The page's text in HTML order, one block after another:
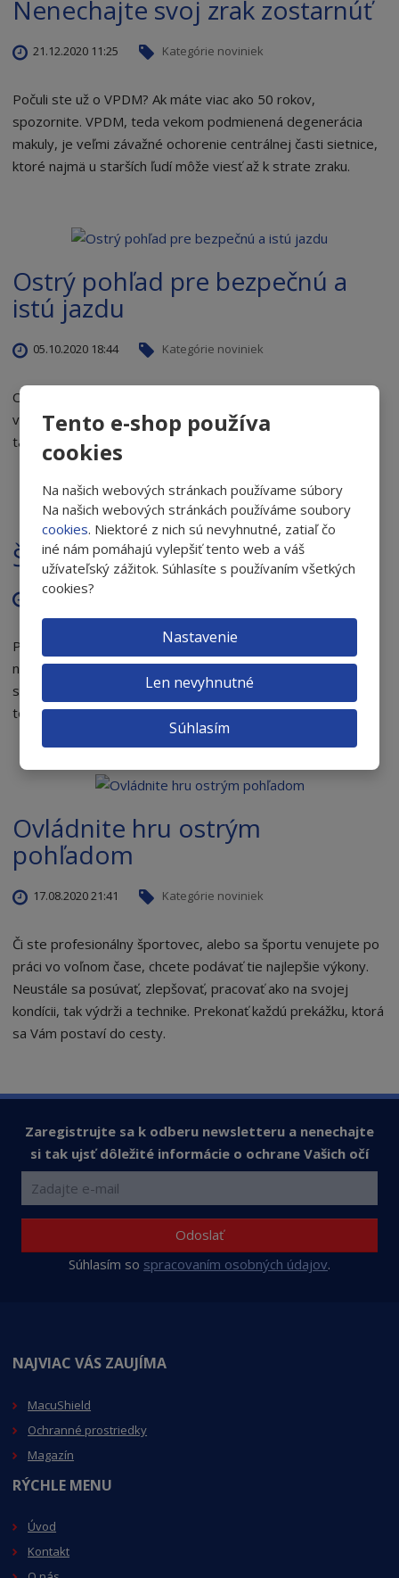
Tento e-shop používa
cookies
Na našich webových stránkach používame súbory
Na našich webových stránkách používáme soubory
cookies. Niektoré z nich sú nevyhnutné, zatiaľ čo
iné nám pomáhajú vylepšiť tento web a váš
užívateľský zážitok. Súhlasíte s používaním všetkých
cookies?
Nastavenie
Len nevyhnutné
Súhlasím
Nenechajte svoj zrak zostarnúť
21.12.2020 11:25 Kategórie noviniek
Počuli ste už o VPDM? Ak máte viac ako 50 rokov,
spozornite. VPDM, teda vekom podmienená degenerácia
makuly, je veľmi závažné ochorenie centrálnej časti sietnice,
ktoré najmä u starších ľudí môže viesť až k strate zraku.
Ostrý pohľad pre bezpečnú a
istú jazdu
05.10.2020 18:44 Kategórie noviniek
Cítite sa byť pánom ciest, ale akonáhle sa zošerí, strácate
vinou protiidúcich vozidiel istotu? Jasný, ostrý pohľad je v
takýchto prípadoch rozhodujúci.
Štít proti modrému svetlu
14.09.2020 13:29
Pomysleli ste niekedy pri práci na svoje oči? Najväčším
nepriateľom je pre nich elektronika, ktorá vyžaruje modré
svetlo. Obrazovky počítačov, chytrých telefónov,
televízorov, žiarivky, LED žiarovky…
Ovládnite hru ostrým
pohľadom
17.08.2020 21:41 Kategórie noviniek
Či ste profesionálny športovec, alebo sa športu venujete po
práci vo voľnom čase, chcete podávať tie najlepšie výkony.
Neustále sa posúvať, zlepšovať, pracovať ako na svojej
kondícii, tak výdrži a technike. Prekonať každú prekážku, ktorá
sa Vám postaví do cesty.
Zaregistrujte sa k odberu newsletteru a nenechajte
si tak ujsť dôležité informácie o ochrane Vašich očí
Odoslať
Súhlasím so spracovaním osobných údajov.
NAJVIAC VÁS ZAUJÍMA
MacuShield
Ochranné prostriedky
Magazín
RÝCHLE MENU
Úvod
Kontakt